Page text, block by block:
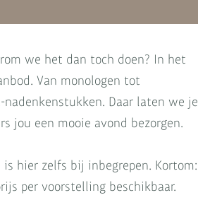
we het dan toch doen? In het
Van monologen tot
Daar laten we je
jou een mooie avond bezorgen.
hier zelfs bij inbegrepen. Kortom:
per voorstelling beschikbaar.